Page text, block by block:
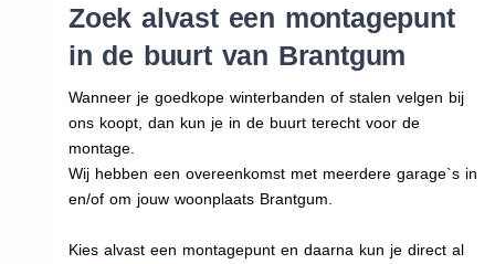
Zoek alvast een montagepunt
in de buurt van Brantgum
Wanneer je goedkope winterbanden of stalen velgen bij
ons koopt, dan kun je in de buurt terecht voor de
montage.
Wij hebben een overeenkomst met meerdere garage`s in
en/of om jouw woonplaats Brantgum.
Kies alvast een montagepunt en daarna kun je direct al